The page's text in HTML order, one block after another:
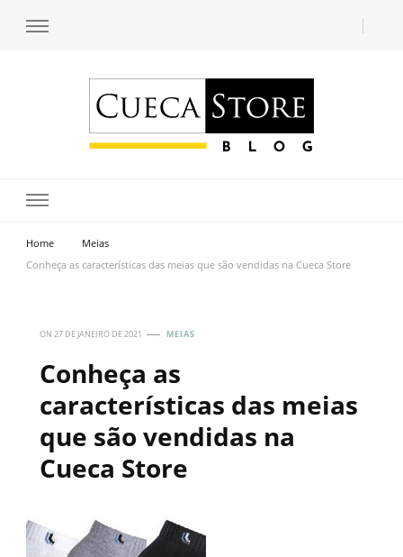
Home
Meias
Conheça as características das meias que são vendidas na Cueca Store
ON 27 DE JANEIRO DE 2021 MEIAS
Conheça as
características das meias
que são vendidas na
Cueca Store